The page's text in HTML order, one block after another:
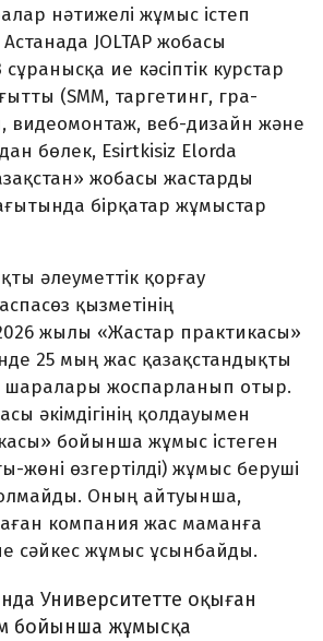
нәтижелі жұмыс істеп
JOLTAP жобасы
сұранысқа ие кәсіптік курстар
(SMM, таргетинг, гра­
видеомонтаж, веб-дизайн және
бөлек, Esirtkisiz Elorda
жобасы жас­тарды
бірқатар жұмыстар
әлеу­меттік қорғау
қызметінің
жылы «Жастар практикасы»
25 мың жас қазақстандықты
шаралары жоспарланып отыр.
әкім­дігінің қолдауымен
бойынша жұмыс істеген
жөні өзгертілді) жұмыс беруші
Оның айтуынша,
компания жас маманға
сәйкес жұмыс ұсынбайды.
Университетте оқыған
бойынша жұмысқа